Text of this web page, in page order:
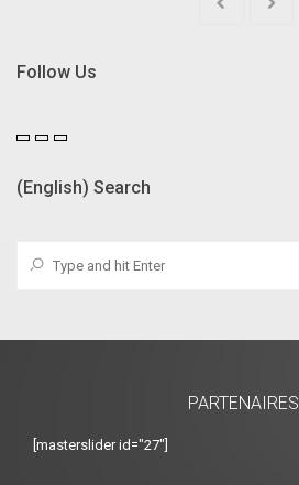
Follow Us
(English) Search
PARTENAIRES
[masterslider id="27"]